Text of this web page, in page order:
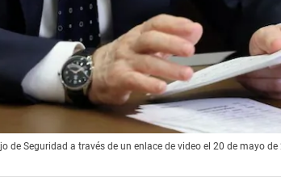
de Seguridad a través de un enlace de video el 20 de mayo